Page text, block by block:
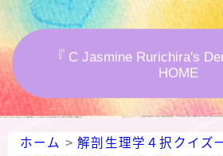
★アロマハーブ傾向チェック
『 C Jasmine Rurichira's
HOME
ホーム >解剖生理学４択クイズ